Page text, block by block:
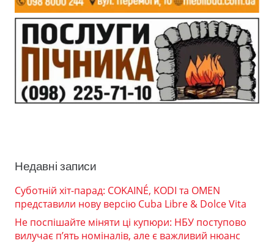
Недавні записи
Суботній хіт-парад: COKAINÉ, KODI та OMEN
представили нову версію Cuba Libre & Dolce Vita
Не поспішайте міняти ці купюри: НБУ поступово
вилучає п’ять номіналів, але є важливий нюанс